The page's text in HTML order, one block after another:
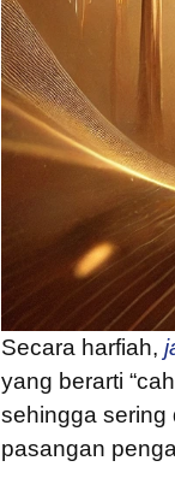
Secara harfiah,
yang berarti
sehingga sering
pasangan